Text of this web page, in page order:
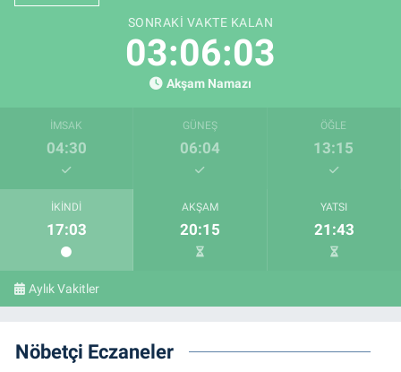
SONRAKI VAKTE KALAN
03:06:01
Akşam Namazı
İMSAK
04:30
GÜNEŞ
06:04
ÖĞLE
13:15
İKINDI
17:03
AKŞAM
20:15
YATSI
21:43
Aylık Vakitler
Nöbetçi Eczaneler